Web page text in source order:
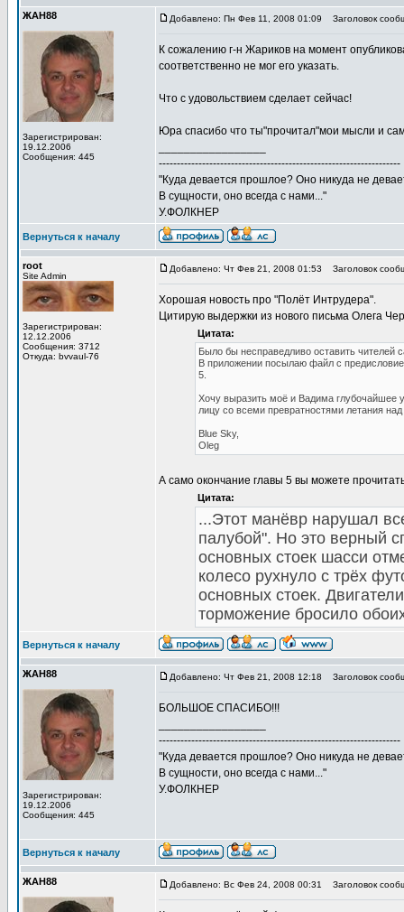
ЖАН88
Зарегистрирован:
19.12.2006
Сообщения: 445
Добавлено: Пн Фев 11, 2008 01:09 Заголовок
К сожалению г-н Жариков на момент
соответственно не мог его указать.
Что с удовольствием сделает сейчас!
Юра спасибо что ты"прочитал"мои мысли и
-------------------------------------------------------------------
"Куда девается прошлое? Оно никуда не
В сущности, оно всегда с нами..."
У.ФОЛКНЕР
Вернуться к началу
root
Site Admin
Зарегистрирован:
12.12.2006
Сообщения: 3712
Откуда: bvvaul-76
Добавлено: Чт Фев 21, 2008 01:53 Заголовок
Хорошая новость про "Полёт Интрудера".
Цитирую выдержки из нового письма Олега
Цитата:
Было бы несправедливо оставить чителей
В приложении посылаю файл с
5.
Хочу выразить моё и Вадима глубочайшее
лицу со всеми превратностями летания
Blue Sky,
Oleg
А само окончание главы 5 вы можете
Цитата:
...Этот манёвр нарушал
палубой". Но это верный
основных стоек шасси
колесо рухнуло с трёх
основных стоек.
торможение бросило
Вернуться к началу
ЖАН88
Зарегистрирован:
19.12.2006
Сообщения: 445
Добавлено: Чт Фев 21, 2008 12:18 Заголовок
БОЛЬШОЕ СПАСИБО!!!
-------------------------------------------------------------------
"Куда девается прошлое? Оно никуда не
В сущности, оно всегда с нами..."
У.ФОЛКНЕР
Вернуться к началу
ЖАН88 Добавлено: Вс Фев 24, 2008 00:31 Заголовок